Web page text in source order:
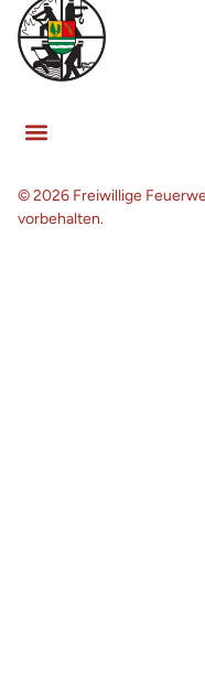
© 2026 Freiwillige
vorbehalten.